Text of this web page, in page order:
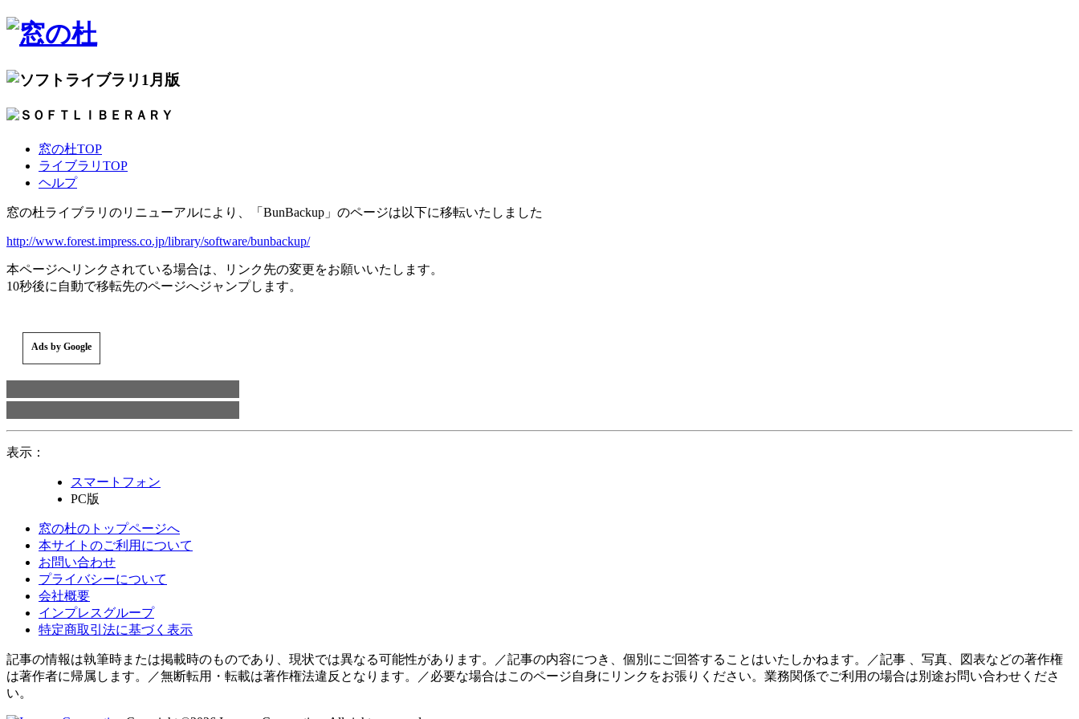
1月版
窓の杜TOP
ライブラリTOP
ヘルプ
窓の杜ライブラリのリニューアルにより、「BunBackup」のページは以下に移転いたしました
http://www.forest.impress.co.jp/library/software/bunbackup/
本ページへリンクされている場合は、リンク先の変更をお願いいたします。
10秒後に自動で移転先のページへジャンプします。
Ads by Google
表示：
スマートフォン
PC版
窓の杜のトップページへ
本サイトのご利用について
お問い合わせ
プライバシーについて
会社概要
インプレスグループ
特定商取引法に基づく表示
記事の情報は執筆時または掲載時のものであり、現状では異なる可能性があります。／記事の内容につき、個別にご回答することはいたしかねます。／記事 、写真、図表などの著作権
は著作者に帰属します。／無断転用・転載は著作権法違反となります。／必要な場合はこのページ自身にリンクをお張りください。業務関係でご利用の場合は別途お問い合わせくださ
い。